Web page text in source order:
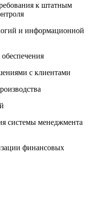
к штатным
и информационной
с клиентами
системы менеджмента
финансовых